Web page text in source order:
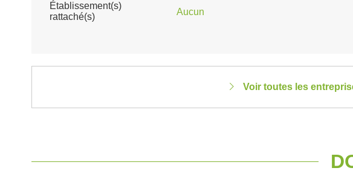
Établissement(s)
rattaché(s)
Aucun
Voir toutes les